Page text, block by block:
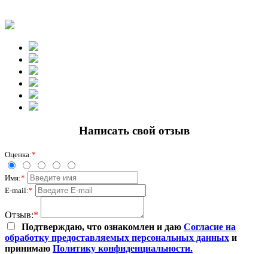
Написать свой отзыв
Оценка:*
Имя:*
E-mail:*
Отзыв:*
Подтверждаю, что ознакомлен и даю Согласие на
обработку предоставляемых персональных данных и
принимаю Политику конфиденциальности.